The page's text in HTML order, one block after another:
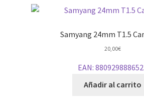
Samyang 24mm T1.5
20,00€
EAN:
Añadir al carrito